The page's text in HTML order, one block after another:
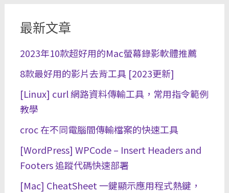
最新文章
2023年10款超好用的Mac螢幕錄影軟體推薦
8款最好用的影片去背工具 [2023更新]
[Linux] curl 網路資料傳輸工具，常用指令範例
教學
croc 在不同電腦間傳輸檔案的快速工具
[WordPress] WPCode – Insert Headers and
Footers 追蹤代碼快速部署
[Mac] CheatSheet 一鍵顯示應用程式熱鍵，